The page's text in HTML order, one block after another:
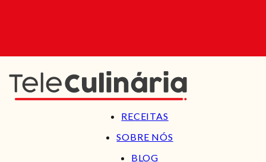
RECEITAS
SOBRE NÓS
BLOG